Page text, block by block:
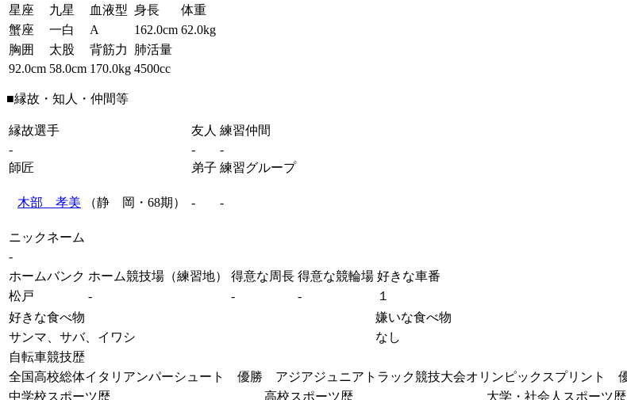
星座 九星 血液型 身長
体重
蟹座
一白 A 162.0cm 62.0kg
胸囲
太股 背筋力
肺活量
92.0cm 58.0cm 170.0kg 4500cc
■縁故・知人・仲間等
縁故選手 友人 練習仲間
-
-
-
師匠
弟子 練習グループ
木部 孝美 （静 岡・68期） - -
ニックネーム
-
ホームバンク ホーム競技場（練習地） 得意な周長 得意な競輪場 好きな車番
松戸
- - -
１
好きな食べ物
嫌いな食べ物
サンマ、サバ、イワシ
なし
自転車競技歴
全国高校総体イタリアンパーシュート 優勝 アジアジュニアトラック競技大会オリンピックスプリン
中学校スポーツ歴
高校スポーツ歴 大学・社会人スポーツ歴